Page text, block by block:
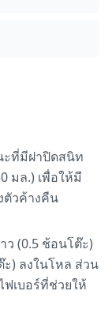
ะที่มีฝาปิดสนิท
มล.) เพื่อให้มี
ตัวค้างคืน
ว (0.5 ช้อนโต๊ะ)
) ลงในโหล ส่วน
ฟเบอร์ที่ช่วยให้